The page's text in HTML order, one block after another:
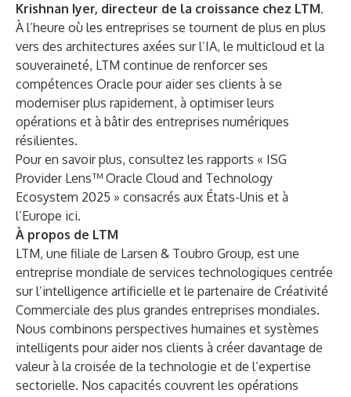
Krishnan Iyer, directeur de la croissance chez LTM.
À l’heure où les entreprises se tournent de plus en plus
vers des architectures axées sur l’IA, le multicloud et la
souveraineté, LTM continue de renforcer ses
compétences Oracle pour aider ses clients à se
moderniser plus rapidement, à optimiser leurs
opérations et à bâtir des entreprises numériques
résilientes.
Pour en savoir plus, consultez les rapports « ISG
Provider Lens™ Oracle Cloud and Technology
Ecosystem 2025 » consacrés aux États-Unis et à
l’Europe ici.
À propos de LTM
LTM, une filiale de Larsen & Toubro Group, est une
entreprise mondiale de services technologiques centrée
sur l’intelligence artificielle et le partenaire de Créativité
Commerciale des plus grandes entreprises mondiales.
Nous combinons perspectives humaines et systèmes
intelligents pour aider nos clients à créer davantage de
valeur à la croisée de la technologie et de l’expertise
sectorielle. Nos capacités couvrent les opérations